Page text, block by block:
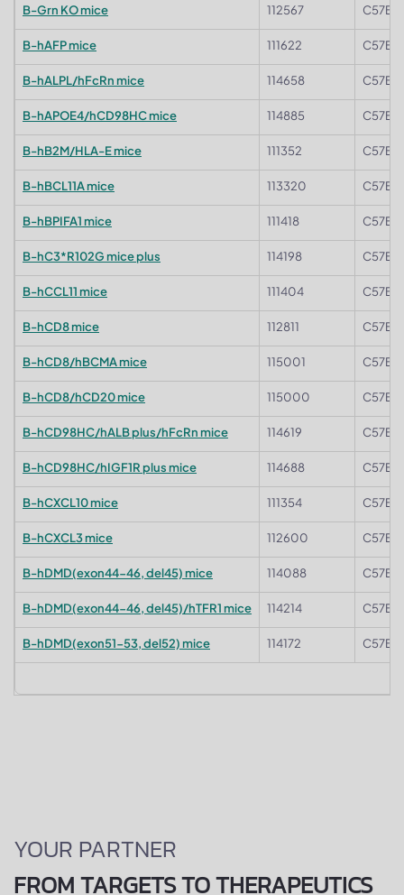
B-Grn KO mice 112567
B-hAFP mice 111622
B-hALPL/hFcRn mice 114658
B-hAPOE4/hCD98HC mice 114885
B-hB2M/HLA-E mice 111352
B-hBCL11A mice 113320
B-hBPIFA1 mice 111418
B-hC3*R102G mice plus 114198
B-hCCL11 mice 111404
B-hCD8 mice 112811
B-hCD8/hBCMA mice 115001
B-hCD8/hCD20 mice 115000
B-hCD98HC/hALB plus/hFcRn mice 114619
B-hCD98HC/hIGF1R plus mice 114688
B-hCXCL10 mice 111354
B-hCXCL3 mice 112600
B-hDMD(exon44-46, del45) mice 114088
B-hDMD(exon44-46, del45)/hTFR1 mice 114214
B-hDMD(exon51-53, del52) mice 114172
YOUR PARTNER
FROM TARGETS TO THERAPEUTICS